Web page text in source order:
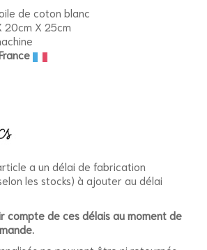
de coton blanc
20cm X 25cm
a un délai de fabrication
les stocks) à ajouter au délai
compte de ces délais au moment de